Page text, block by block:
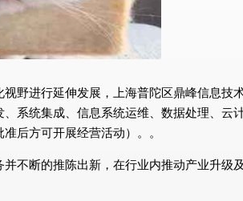
野进行延伸发展，上海普陀区鼎峰信息技
系统集成、信息系统运维、数据处理、云
后方可开展经营活动）。。
不断的推陈出新，在行业内推动产业升级